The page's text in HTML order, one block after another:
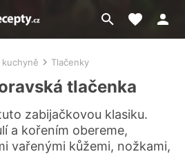
Přejít
na
Moje
Tlačenky
tlačenka
zabijačkovou klasiku.
a kořením obereme,
vařenými kůžemi, nožkami,